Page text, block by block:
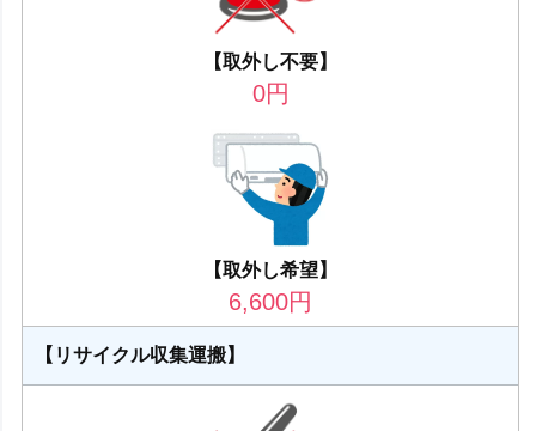
【取外し不要】
0円
【取外し希望】
6,600円
【リサイクル収集運搬】